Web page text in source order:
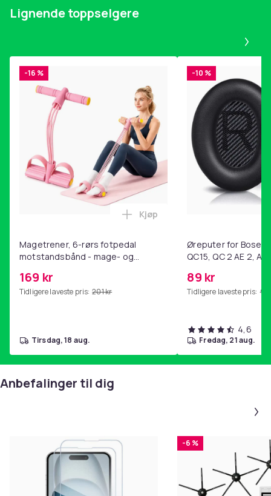
Farge
Artikkel nr.
a51e2aa4-1b9b-4eba-935e-423d0a1f25c0
Produktsikkerhetsinformasjon
Lignende toppselgere
-16 %
Magetrener, 6-rørs fotpedal
motstandsbånd - mage- og
hjemmegymnastikk Pink
169 kr
Tidligere laveste pris: 201 kr
Legg Magetrener, 6-rørs
Kjøp
tirsdag, 18 aug.
-10 %
Øreputer for Bose
QC15, QC 2 AE 2, AE
89 kr
Tidligere laveste pris: 99
4,6
fredag, 21 aug.
Anbefalinger til dig
-6 %